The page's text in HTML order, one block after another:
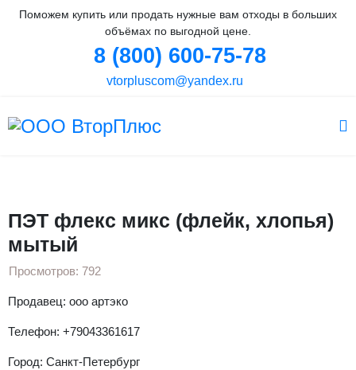
Поможем купить или продать нужные вам отходы в больших
объёмах по выгодной цене.
8 (800) 600-75-78
vtorpluscom@yandex.ru
ПЭТ флекс микс (флейк, хлопья)
мытый
Просмотров: 792
Продавец: ооо артэко
Телефон: +79043361617
Город: Санкт-Петербург